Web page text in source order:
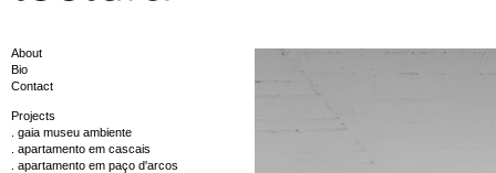
About
Bio
Contact
Projects
. gaia museu ambiente
. apartamento em cascais
. apartamento em paço d'arcos